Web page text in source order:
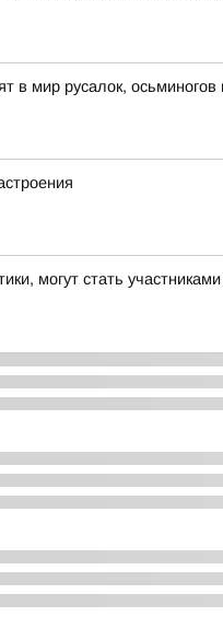
в мир русалок,
могут стать